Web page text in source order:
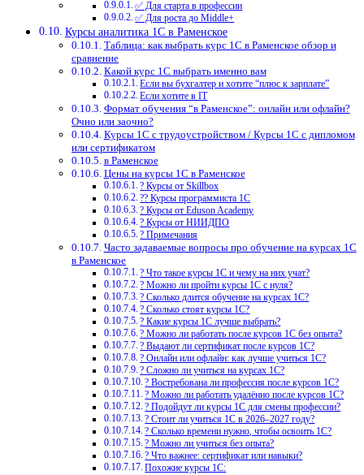
✅ Для старта в профессии
✅ Для роста до Middle+
Курсы аналитика 1С в Раменское
Таблица: как выбрать курс 1С в Раменское обзор и
сравнение
Какой курс 1С выбрать именно вам
Если вы бухгалтер и хотите “плюс к зарплате”
Если хотите в IT
Формат обучения “в Раменское”: онлайн или офлайн?
Очно или заочно?
Курсы 1С с трудоустройством / Курсы 1С с дипломом
или сертификатом
в Раменское
Цены на курсы 1С в Раменское
? Курсы от Skillbox
?‍? Курсы программиста 1С
? Курсы от Eduson Academy
? Курсы от НИИДПО
? Примечания
Часто задаваемые вопросы про обучение на курсах 1С
в Раменское
? Что такое курсы 1С и чему на них учат?
? Можно ли пройти курсы 1С с нуля?
? Сколько длится обучение на курсах 1С?
? Сколько стоят курсы 1С?
? Какие курсы 1С лучше выбрать?
? Можно ли работать после курсов 1С без опыта?
? Выдают ли сертификат после курсов 1С?
? Онлайн или офлайн: как лучше учиться 1С?
? Сложно ли учиться на курсах 1С?
? Востребована ли профессия после курсов 1С?
? Можно ли работать удалённо после курсов 1С?
? Подойдут ли курсы 1С для смены профессии?
? Стоит ли учиться 1С в 2026–2027 году?
? Сколько времени нужно, чтобы освоить 1С?
? Можно ли учиться без опыта?
? Что важнее: сертификат или навыки?
Похожие курсы 1С: